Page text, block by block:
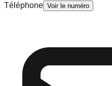
Téléphone Voir le numéro